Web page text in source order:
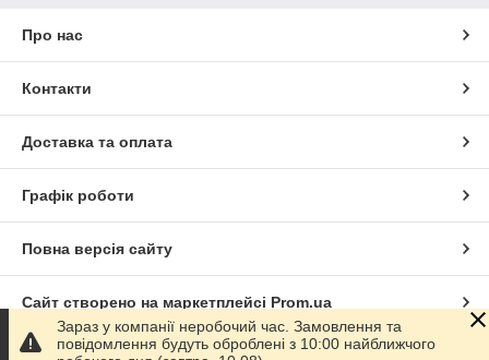
Про нас
Контакти
Доставка та оплата
Графік роботи
Повна версія сайту
Сайт створено на маркетплейсі Prom.ua
Політика конфіденційності
Зараз у компанії неробочий час. Замовлення та
повідомлення будуть оброблені з 10:00 найближчого